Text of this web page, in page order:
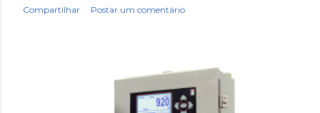
Compartilhar Postar um comentário